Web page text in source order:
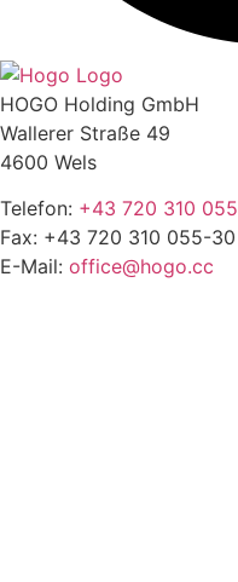
HOGO Holding GmbH
Wallerer Straße 49
4600 Wels
Telefon: +43 720 310 055
Fax: +43 720 310 055-30
E-Mail: office@hogo.cc